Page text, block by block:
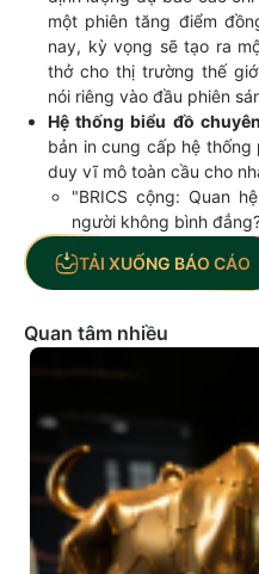
một phiên tăng điểm
nay, kỳ vọng sẽ tạo ra
thở cho thị trường thế
nói riêng vào đầu phiên
Hệ thống biểu đồ
bản in cung cấp hệ
duy vĩ mô toàn cầu cho
"BRICS cộng: Quan
người không bình
TẢI XUỐNG BÁO CÁO
Quan tâm nhiều